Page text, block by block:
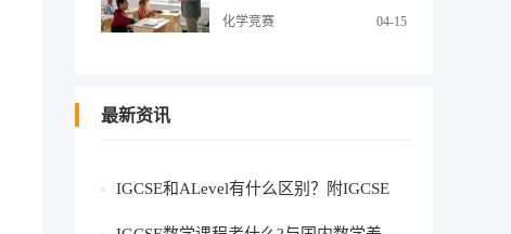
化学竞赛 04-15
最新资讯
IGCSE和ALevel有什么区别？附IGCSE
课...